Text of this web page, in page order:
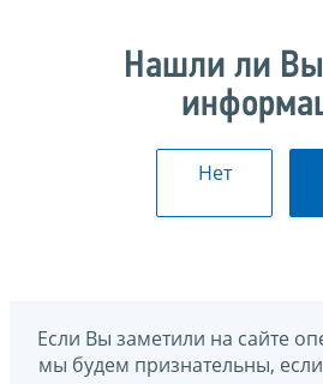
Нашли ли
Нет
Если Вы заметили на сайте
мы будем признательны,